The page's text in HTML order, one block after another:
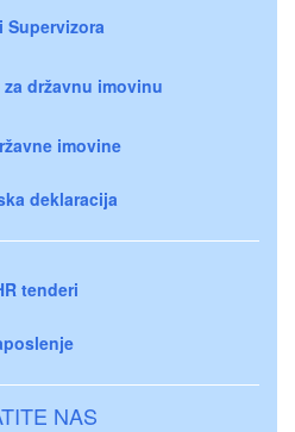
Supervizora
državnu imovinu
imovine
deklaracija
tenderi
NAS